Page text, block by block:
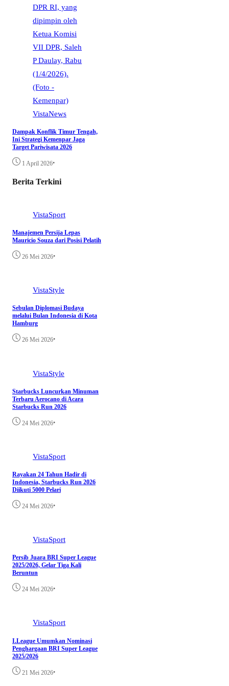
VistaNews
Dampak Konflik Timur Tengah,
Ini Strategi Kemenpar Jaga
Target Pariwisata 2026
1 April 2026•
Berita Terkini
VistaSport
Manajemen Persija Lepas
Mauricio Souza dari Posisi Pelatih
26 Mei 2026•
VistaStyle
Sebulan Diplomasi Budaya
melalui Bulan Indonesia di Kota
Hamburg
26 Mei 2026•
VistaStyle
Starbucks Luncurkan Minuman
Terbaru Aerocano di Acara
Starbucks Run 2026
24 Mei 2026•
VistaSport
Rayakan 24 Tahun Hadir di
Indonesia, Starbucks Run 2026
Diikuti 5000 Pelari
24 Mei 2026•
VistaSport
Persib Juara BRI Super League
2025/2026, Gelar Tiga Kali
Beruntun
24 Mei 2026•
VistaSport
I.League Umumkan Nominasi
Penghargaan BRI Super League
2025/2026
21 Mei 2026•